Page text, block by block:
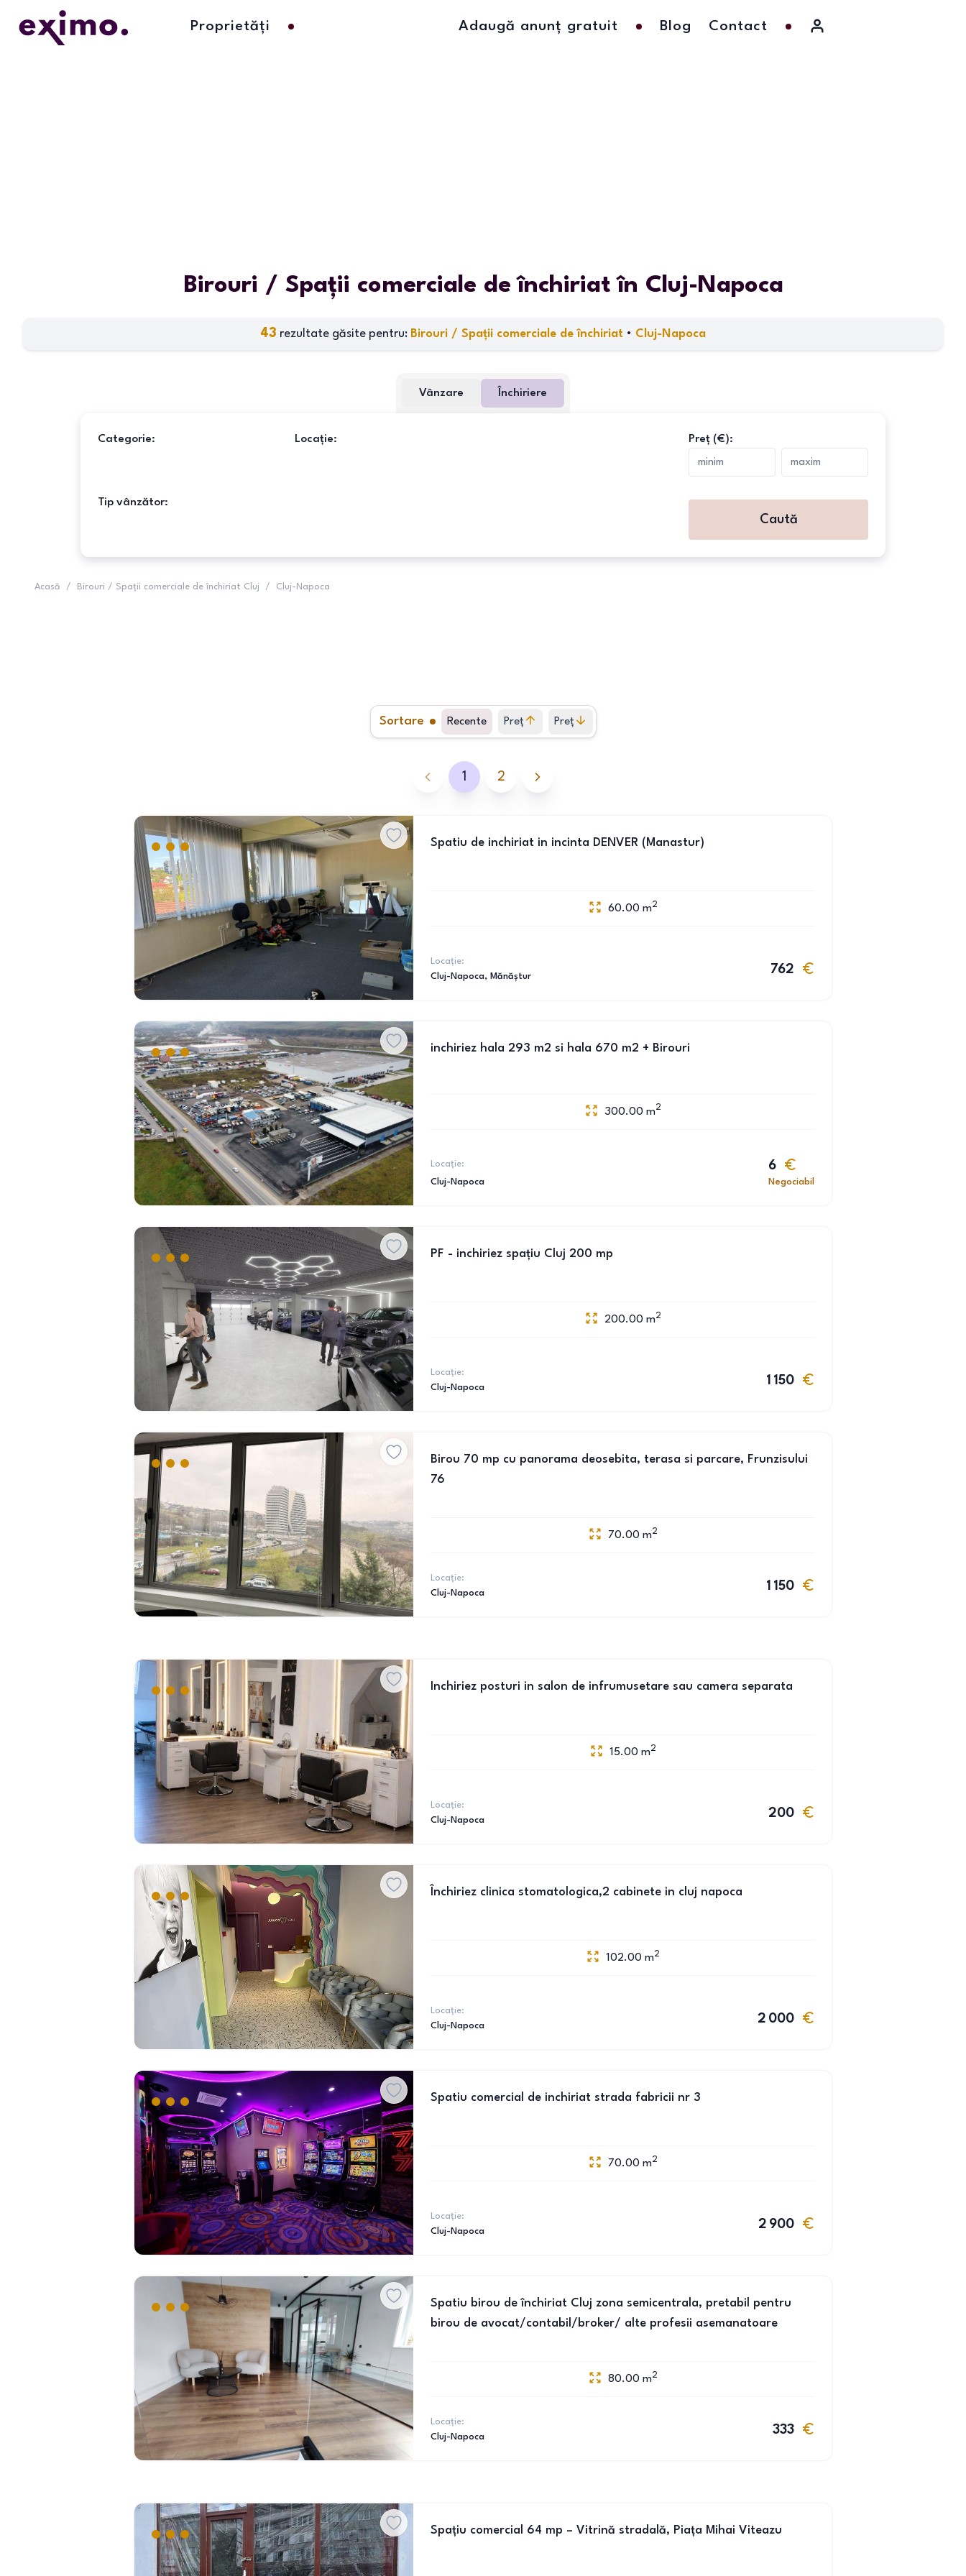
Proprietăți Adaugă anunț gratuit Blog Contact
Birouri / Spații comerciale de închiriat în Cluj-Napoca
43 rezultate găsite pentru: Birouri / Spații comerciale de închiriat • Cluj-Napoca
Vânzare Închiriere
Categorie: Locație: Preț (€):
Tip vânzător:
Caută
Acasă / Birouri / Spații comerciale de închiriat Cluj / Cluj-Napoca
Sortare Recente Preț
crescător
Preț
descrescător
1 2
Spatiu de inchiriat in incinta DENVER (Manastur)
60.00 m2
Locație:
Cluj-Napoca, Mănăștur
762
inchiriez hala 293 m2 si hala 670 m2 + Birouri
300.00 m2
Locație:
Cluj-Napoca
6
Negociabil
PF - inchiriez spațiu Cluj 200 mp
200.00 m2
Locație:
Cluj-Napoca
1 150
Birou 70 mp cu panorama deosebita, terasa si parcare, Frunzisului
76
70.00 m2
Locație:
Cluj-Napoca
1 150
Inchiriez posturi in salon de infrumusetare sau camera separata
15.00 m2
Locație:
Cluj-Napoca
200
Închiriez clinica stomatologica,2 cabinete in cluj napoca
102.00 m2
Locație:
Cluj-Napoca
2 000
Spatiu comercial de inchiriat strada fabricii nr 3
70.00 m2
Locație:
Cluj-Napoca
2 900
Spatiu birou de închiriat Cluj zona semicentrala, pretabil pentru
birou de avocat/contabil/broker/ alte profesii asemanatoare
80.00 m2
Locație:
Cluj-Napoca
333
Spațiu comercial 64 mp – Vitrină stradală, Piața Mihai Viteazu